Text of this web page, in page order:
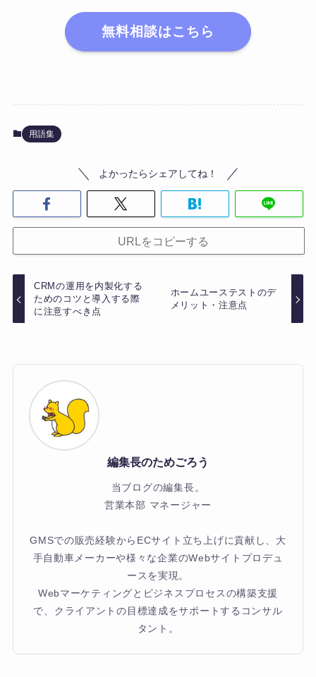
無料相談はこちら
用語集
よかったらシェアしてね！
URLをコピーする
CRMの運用を内製化する
ためのコツと導入する際
に注意すべき点
ホームユーステストのデ
メリット・注意点
編集長のためごろう
当ブログの編集長。
営業本部 マネージャー
GMSでの販売経験からECサイト立ち上げに貢献し、大
手自動車メーカーや様々な企業のWebサイトプロデュ
ースを実現。
Webマーケティングとビジネスプロセスの構築支援
で、クライアントの目標達成をサポートするコンサル
タント。